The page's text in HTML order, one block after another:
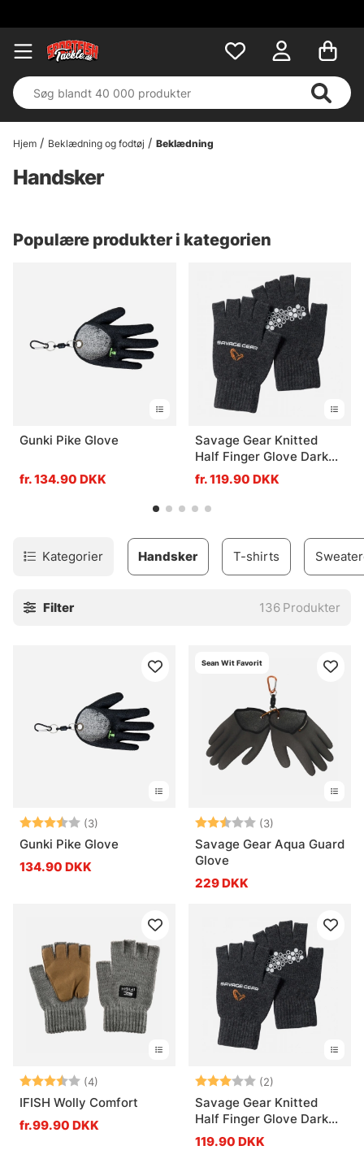
Hjem Beklædning og fodtøj Beklædning
Handsker
Populære produkter i kategorien
Gunki Pike Glove
fr. 134.90 DKK
Savage Gear Knitted
Half Finger Glove Dark
Grey Melange
fr. 119.90 DKK
Kategorier T-shirts
Handsker
Filter 136 Produkter
Vurdering: (3)
3.3 ud af 5 stjerner
Gunki Pike Glove
134.90 DKK
Sean Wit Favorit
Vurdering: (3)
Savage Gear Aqua Guard
Glove
229 DKK
Vurdering: (4)
3.8 ud af 5 stjerner
IFISH Wolly Comfort
fr.99.90 DKK
Vurdering: (2)
Savage Gear Knitted
Half Finger Glove Dark
Grey Melange
119.90 DKK